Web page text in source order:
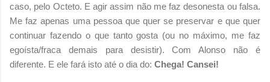
caso, pelo Octeto. E agir assim não me faz desonesta ou falsa.
Me faz apenas uma pessoa que quer se preservar e que quer
continuar fazendo o que tanto gosta (ou no máximo, me faz
egoísta/fraca demais para desistir). Com Alonso não é
diferente. E ele fará isto até o dia do: Chega! Cansei!